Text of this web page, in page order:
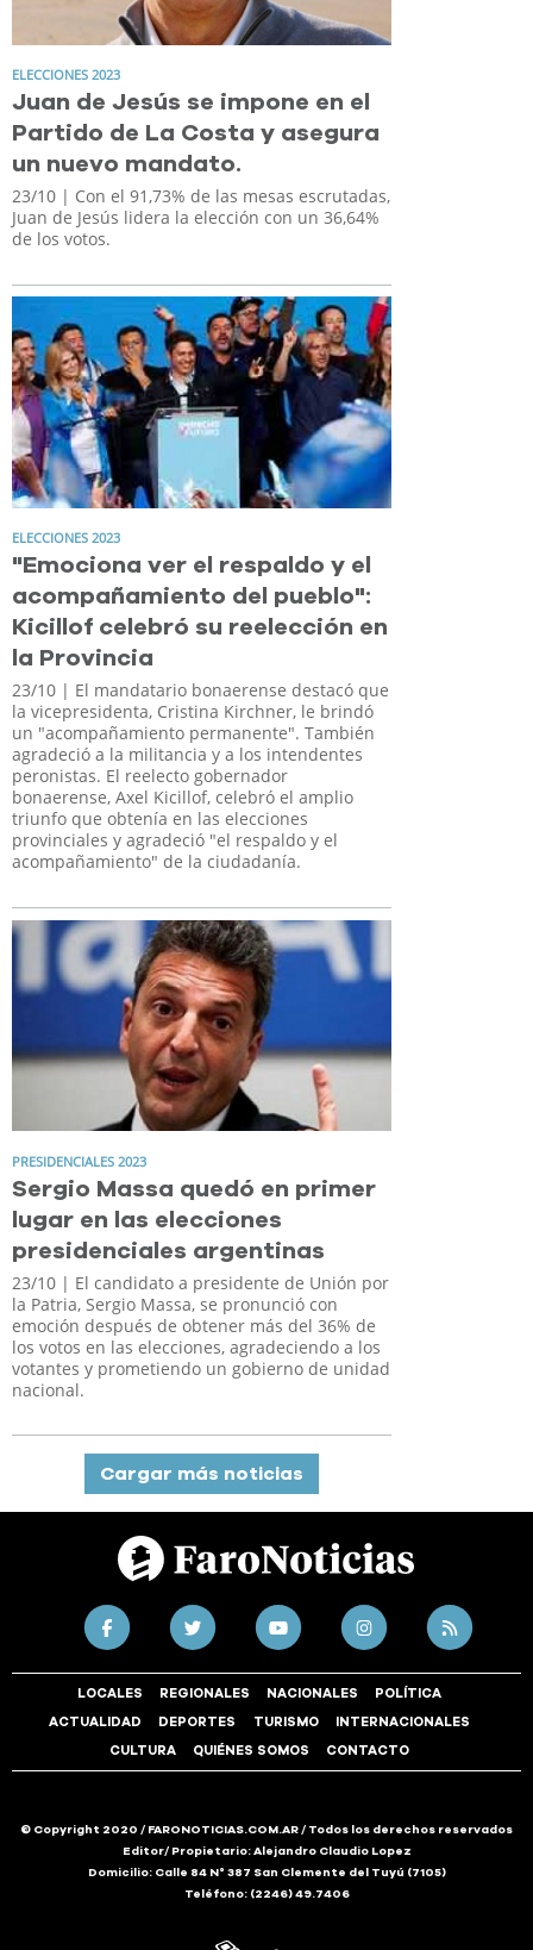
ELECCIONES 2023
Juan de Jesús se impone en el
Partido de La Costa y asegura
un nuevo mandato.
23/10 | Con el 91,73% de las mesas escrutadas,
Juan de Jesús lidera la elección con un 36,64%
de los votos.
ELECCIONES 2023
"Emociona ver el respaldo y el
acompañamiento del pueblo":
Kicillof celebró su reelección en
la Provincia
23/10 | El mandatario bonaerense destacó que
la vicepresidenta, Cristina Kirchner, le brindó
un "acompañamiento permanente". También
agradeció a la militancia y a los intendentes
peronistas. El reelecto gobernador
bonaerense, Axel Kicillof, celebró el amplio
triunfo que obtenía en las elecciones
provinciales y agradeció "el respaldo y el
acompañamiento" de la ciudadanía.
PRESIDENCIALES 2023
Sergio Massa quedó en primer
lugar en las elecciones
presidenciales argentinas
23/10 | El candidato a presidente de Unión por
la Patria, Sergio Massa, se pronunció con
emoción después de obtener más del 36% de
los votos en las elecciones, agradeciendo a los
votantes y prometiendo un gobierno de unidad
nacional.
Cargar más noticias
LOCALES REGIONALES NACIONALES POLÍTICA
ACTUALIDAD DEPORTES TURISMO INTERNACIONALES
CULTURA QUIÉNES SOMOS CONTACTO
© Copyright 2020 / FARONOTICIAS.COM.AR / Todos los derechos reservados
Editor/ Propietario: Alejandro Claudio Lopez
Domicilio: Calle 84 N° 387 San Clemente del Tuyú (7105)
Teléfono: (2246) 49.7406